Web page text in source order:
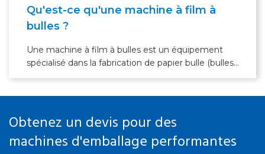
Qu'est-ce qu'une machine à film à
bulles ?
Une machine à film à bulles est un équipement
spécialisé dans la fabrication de papier bulle (bulles
remplies d'air pour protéger les marchandises
Obtenez un devis pour des
machines d'emballage performantes